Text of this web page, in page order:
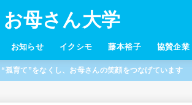
お母さん大学
お知らせ イクシモ 藤本裕子 協賛企業
孤育て”をなくし、お母さんの笑顔をつなげています